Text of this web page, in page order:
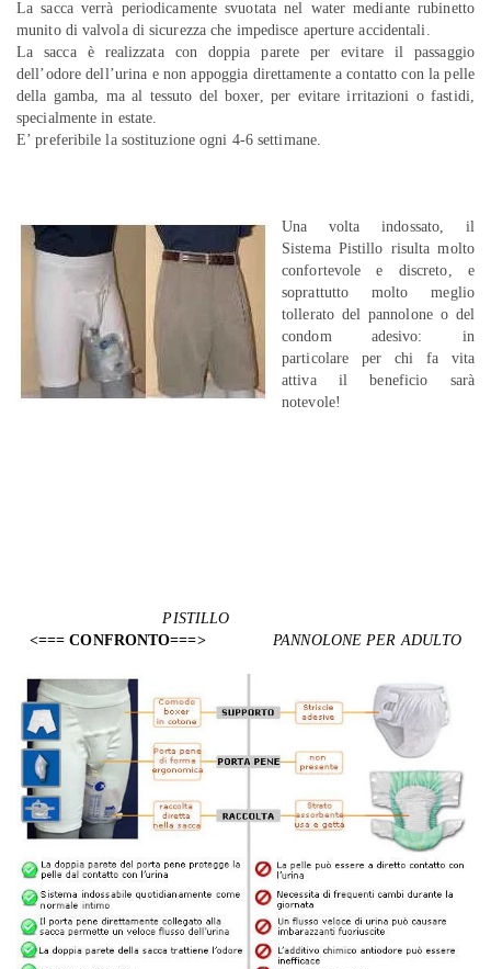
La sacca verrà periodicamente svuotata nel water mediante rubinetto
munito di valvola di sicurezza che impedisce aperture accidentali.
La sacca è realizzata con doppia parete per evitare il passaggio
dell’odore dell’urina e non appoggia direttamente a contatto con la pelle
della gamba, ma al tessuto del boxer, per evitare irritazioni o fastidi,
specialmente in estate.
E’ preferibile la sostituzione ogni 4-6 settimane.
Una volta indossato, il
Sistema Pistillo risulta molto
confortevole e discreto, e
soprattutto molto meglio
tollerato del pannolone o del
condom adesivo: in
particolare per chi fa vita
attiva il beneficio sarà
notevole!
PISTILLO
<=== CONFRONTO===>
PANNOLONE PER ADULTO